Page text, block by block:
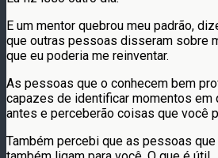
E um mentor quebrou meu padrão,
que outras pessoas disseram sobre
que eu poderia me reinventar.
As pessoas que o conhecem bem
capazes de identificar momentos em
antes e perceberão coisas que você
Também percebi que as pessoas